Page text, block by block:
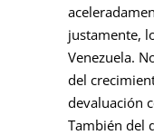
justamente,
Venezuela.
del
devaluación
También del